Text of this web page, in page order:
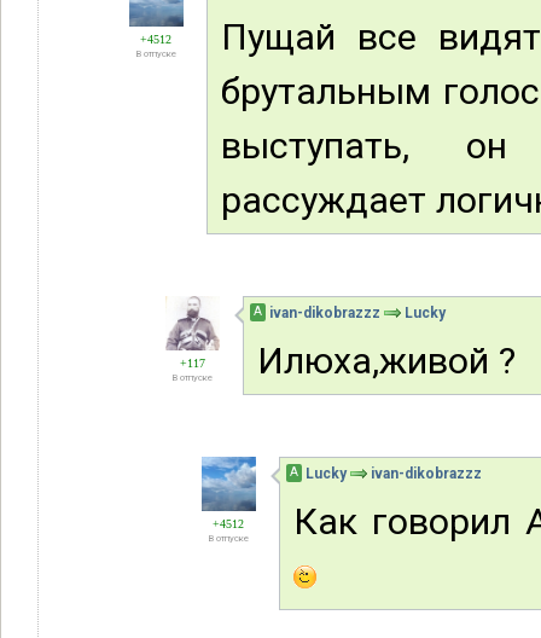
+4512
В отпуске
Пущай все
брутальным
выступать, он
рассуждает
+117
В отпуске
А ivan-dikobrazzz Lucky
Илюха,живой ?
+4512
В отпуске
А Lucky ivan-dikobrazzz
Как говорил